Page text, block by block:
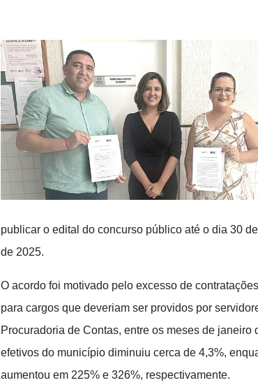
publicar o edital do concurso público até o dia 30
de 2025.
O acordo foi motivado pelo excesso de
para cargos que deveriam ser providos por
Procuradoria de Contas, entre os meses de
efetivos do município diminuiu cerca de 4,3%,
aumentou em 225% e 326%, respectivamente.